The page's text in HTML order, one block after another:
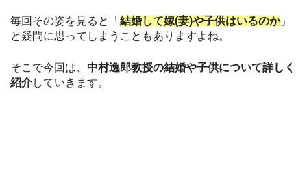
毎回その姿を見ると「 結婚して嫁(妻)や子供はいるのか」
と疑問に思ってしまうこともありますよね。
そこで今回は、 中村逸郎教授の結婚や子供について詳しく
紹介していきます。